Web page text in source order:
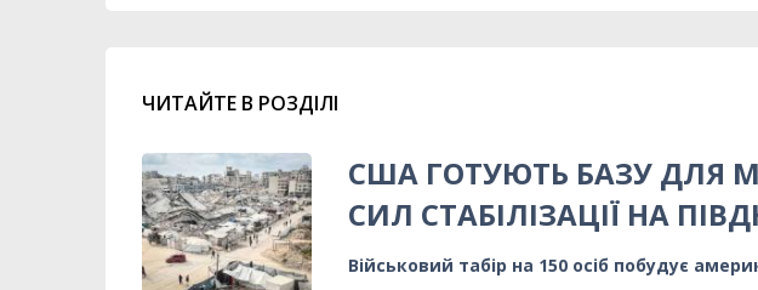
ЧИТАЙТЕ В РОЗДІЛІ
США ГОТУЮТЬ БАЗУ ДЛЯ
СИЛ СТАБІЛІЗАЦІЇ НА
Військовий табір на 150 осіб побудує